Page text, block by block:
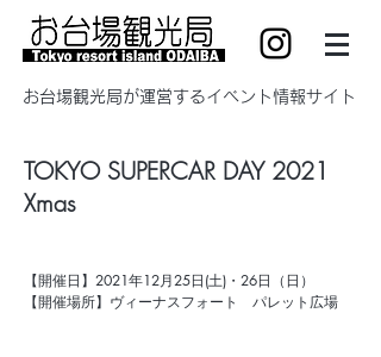
​お台場観光局が運営するイベント情報サイト
TOKYO SUPERCAR DAY 2021
Xmas
【開催日】 2021年12月25日(土)・26日（日）
【開催場所】ヴィーナスフォート パレット広場